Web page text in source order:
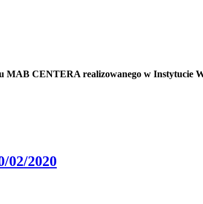
MAB CENTERA realizowanego w Instytucie
02/2020